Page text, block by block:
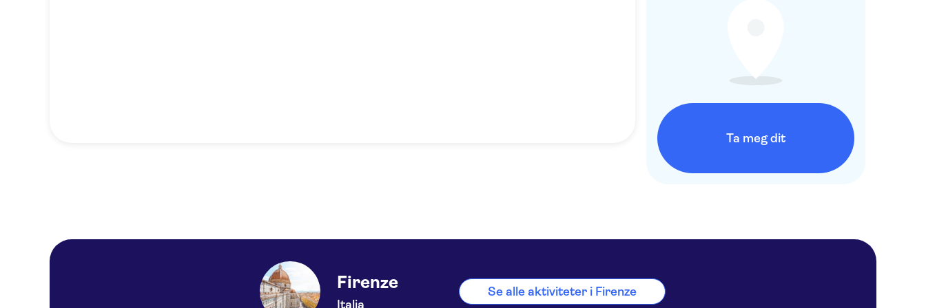
Ta meg dit
Firenze
Italia
Se alle aktiviteter i Firenze